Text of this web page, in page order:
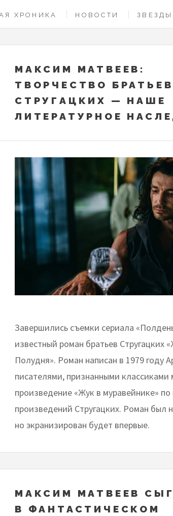
ХРОНИКА НОВОСТИ ЗВЕЗДЫ
МАКСИМ МАТВЕЕВ:
ТВОРЧЕСТВО БРАТЬЕВ
СТРУГАЦКИХ — НАШЕ
ЛИТЕРАТУРНОЕ
Завершились съемки сериала
известный роман братьев Стругацких
Полудня». Роман написан в 1979 году
писателями, признанными
произведение «Жук в муравейнике»
произведений Стругацких. Роман был
но экранизирован будет впервые.
МАКСИМ МАТВЕЕВ
В ФАНТАСТИЧЕСКОМ